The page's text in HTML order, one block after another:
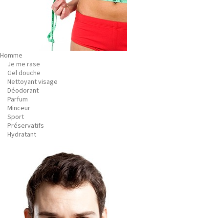
Homme
Je me rase
Gel douche
Nettoyant visage
Déodorant
Parfum
Minceur
Sport
Préservatifs
Hydratant